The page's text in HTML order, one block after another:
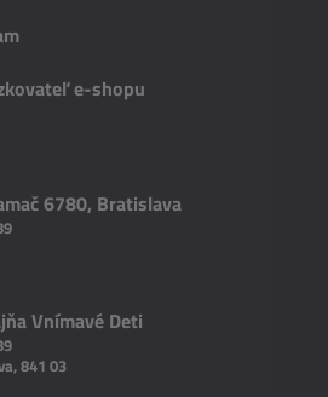
e-shopu
6780, Bratislava
Vnímavé Deti
841 03